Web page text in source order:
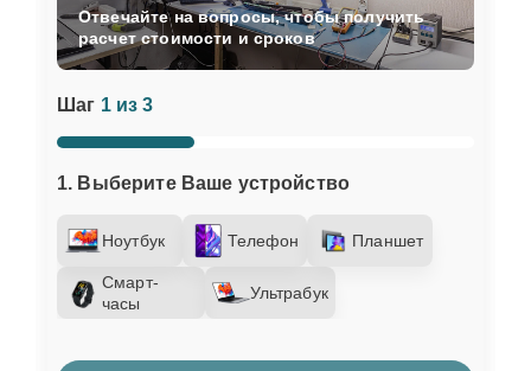
Шаг 1 из 3
1. Выберите Ваше устройство
Ноутбук Телефон Планшет
Смарт-
часы
Ультрабук
Отвечайте на вопросы, чтобы получить
расчет стоимости и сроков